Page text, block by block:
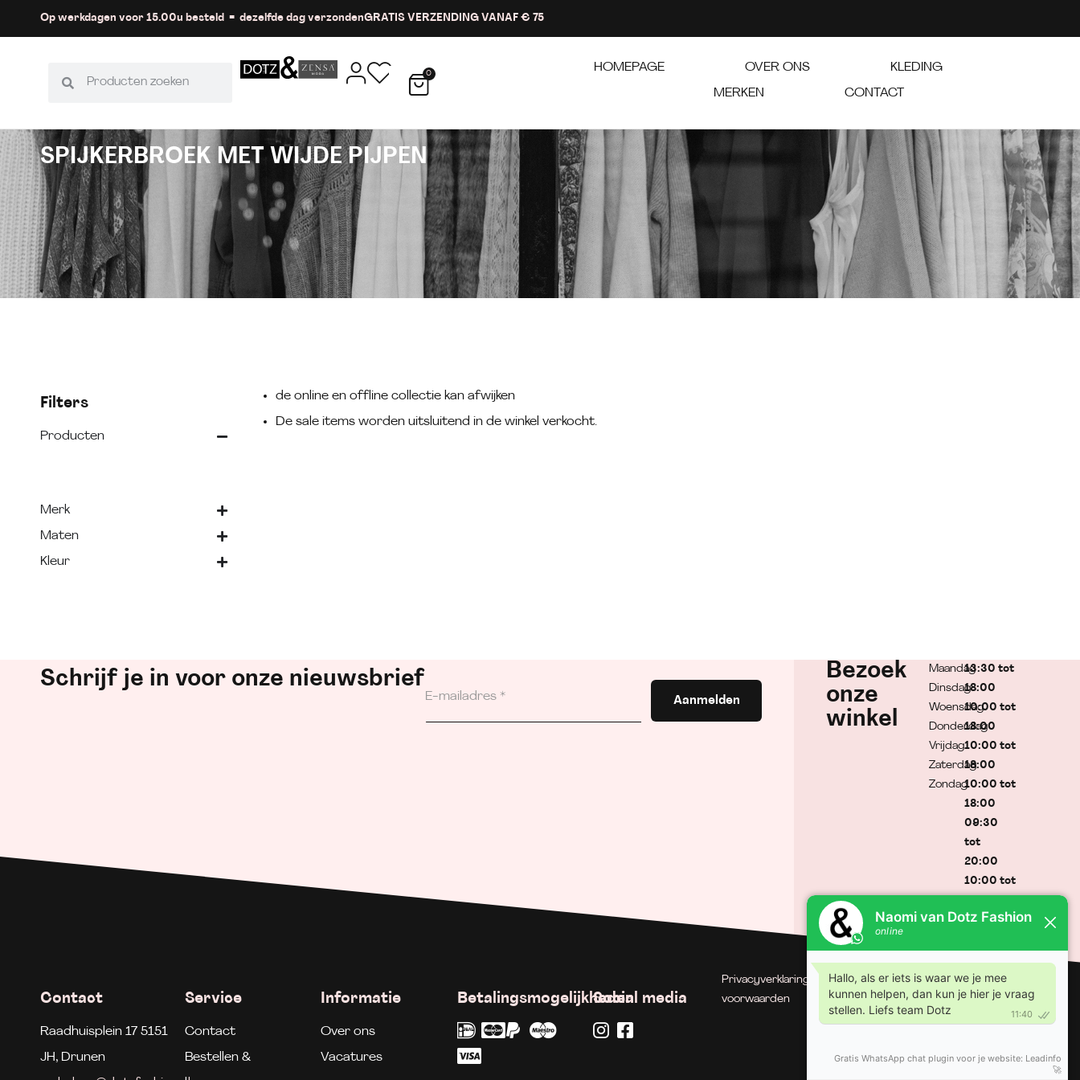
Op werkdagen voor 15.00u besteld = dezelfde dag verzondenGRATIS VERZENDING VANAF € 75
0 HOMEPAGE OVER ONS
KLEDING
MERKEN
CONTACT
SPIJKERBROEK MET WIJDE PIJPEN
Filters
Producten
Merk
Maten
Kleur
de online en offline collectie kan afwijken
De sale items worden uitsluitend in de winkel verkocht.
Schrijf je in voor onze nieuwsbrief
Aanmelden
Bezoek
onze
winkel
Maandag
Dinsdag
Woensdag
Donderdag
Vrijdag
Zaterdag
Zondag
13:30 tot
18:00
10:00 tot
18:00
10:00 tot
18:00
10:00 tot
18:00
09:30
tot
20:00
10:00 tot
Gesloten
Contact
Raadhuisplein 17 5151
JH, Drunen
Service
Contact
Bestellen &
Informatie
Over ons
Vacatures
BetalingsmogelijkhedenSocial media
Privacyverklaring
| Algemene
voorwaarden
© Dotz Fashion | Gerealiseerd
door Minty Media